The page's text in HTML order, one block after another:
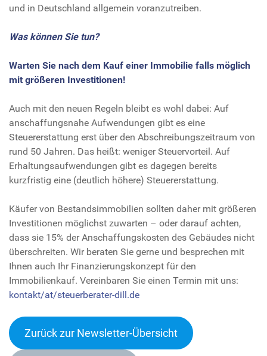
und in Deutschland allgemein voranzutreiben.
Was können Sie tun?
Warten Sie nach dem Kauf einer Immobilie falls möglich
mit größeren Investitionen!
Auch mit den neuen Regeln bleibt es wohl dabei: Auf
anschaffungsnahe Aufwendungen gibt es eine
Steuererstattung erst über den Abschreibungszeitraum von
rund 50 Jahren. Das heißt: weniger Steuervorteil. Auf
Erhaltungsaufwendungen gibt es dagegen bereits
kurzfristig eine (deutlich höhere) Steuererstattung.
Käufer von Bestandsimmobilien sollten daher mit größeren
Investitionen möglichst zuwarten – oder darauf achten,
dass sie 15% der Anschaffungskosten des Gebäudes nicht
überschreiten. Wir beraten Sie gerne und besprechen mit
Ihnen auch Ihr Finanzierungskonzept für den
Immobilienkauf. Vereinbaren Sie einen Termin mit uns:
kontakt/at/steuerberater-dill.de
Zurück zur Newsletter-Übersicht